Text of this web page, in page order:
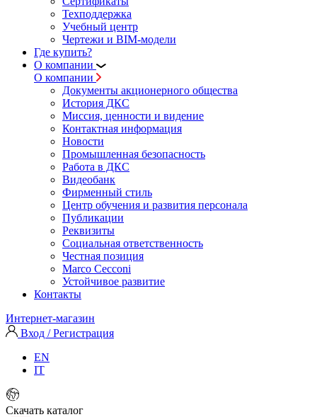
Техподдержка
Учебный центр
Чертежи и BIM-модели
Где купить?
О компании
О компании
Документы акционерного общества
История ДКС
Миссия, ценности и видение
Контактная информация
Новости
Промышленная безопасность
Работа в ДКС
Видеобанк
Фирменный стиль
Центр обучения и развития персонала
Публикации
Реквизиты
Социальная ответственность
Честная позиция
Marco Cecconi
Устойчивое развитие
Контакты
Интернет-магазин
Вход / Регистрация
EN
IT
Скачать каталог